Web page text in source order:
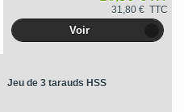
31,80 € TTC
Voir
Jeu de 3 tarauds HSS